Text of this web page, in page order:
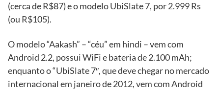
(cerca de R$87) e o modelo UbiSlate 7, por 2.999 Rs
(ou R$105).
O modelo “Aakash” – “céu” em hindi – vem com
Android 2.2, possui WiFi e bateria de 2.100 mAh;
enquanto o “UbiSlate 7″, que deve chegar no mercado
internacional em janeiro de 2012, vem com Android